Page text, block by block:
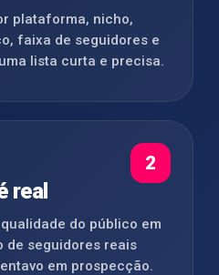
plataforma, nicho,
faixa de seguidores e
lista curta e precisa.
2
real
do público em
de seguidores reais
em prospecção.